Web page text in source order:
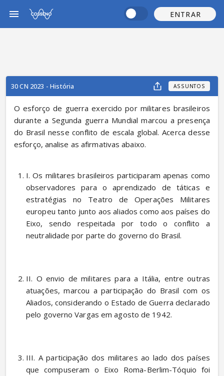
ENTRAR
30 CN 2023 - História ASSUNTOS
O esforço de guerra exercido por militares brasileiros
durante a Segunda guerra Mundial marcou a presença
do Brasil nesse conflito de escala global. Acerca desse
esforço, analise as afirmativas abaixo.
I. Os militares brasileiros participaram apenas como
observadores para o aprendizado de táticas e
estratégias no Teatro de Operações Militares
europeu tanto junto aos aliados como aos países do
Eixo, sendo respeitada por todo o conflito a
neutralidade por parte do governo do Brasil.
II. O envio de militares para a Itália, entre outras
atuações, marcou a participação do Brasil com os
Aliados, considerando o Estado de Guerra declarado
pelo governo Vargas em agosto de 1942.
III. A participação dos militares ao lado dos países
que compuseram o Eixo Roma-Berlim-Tóquio foi